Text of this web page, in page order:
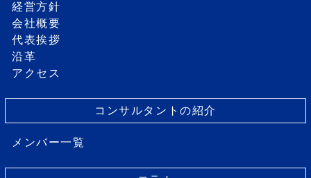
経営方針
会社概要
代表挨拶
沿革
アクセス
コンサルタントの紹介
メンバー一覧